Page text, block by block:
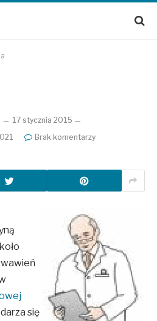
17 stycznia 2015
Brak komentarzy
się